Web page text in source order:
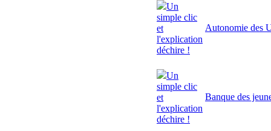
Un
simple clic
et
l'explication
déchire !
Autonomie des
Un
simple clic
et
l'explication
déchire !
Banque des